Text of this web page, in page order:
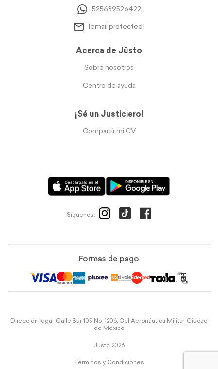
525639526422
[email protected]
Acerca de Jüsto
Sobre nosotros
Centro de ayuda
¡Sé un Justiciero!
Compartir mi CV
Síguenos:
Formas de pago
Dirección legal: Calle Sur 105 No. 1206, Col Aeronáutica Militar, Ciudad
de México
Justo 2026
Términos y Condiciones